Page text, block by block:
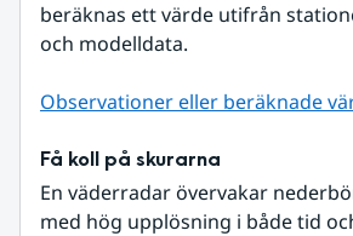
beräknas ett värde utifrån
och modelldata.
Observationer eller beräknade
Få koll på skurarna
En väderradar övervakar
med hög upplösning i både tid